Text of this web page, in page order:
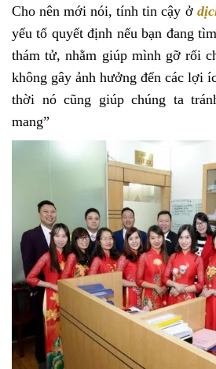
Cho nên mới nói, tính tin cậy ở
yếu tố quyết định nếu bạn đang
thám tử, nhằm giúp mình gỡ rối
không gây ảnh hưởng đến các lợi
thời nó cũng giúp chúng ta
mang”